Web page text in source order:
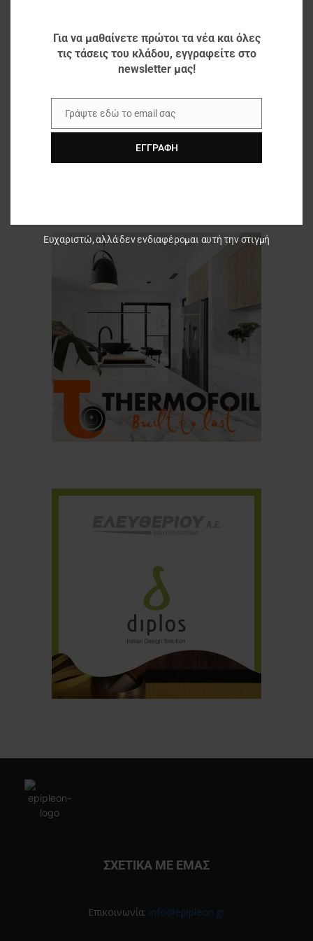
ΣΧΕΤΙΚΑ ΜΕ ΕΜΑΣ
Επικοινωνία: info@epipleon.gr
Για να μαθαίνετε πρώτοι τα νέα και όλες
τις τάσεις του κλάδου, εγγραφείτε στο
newsletter μας!
Email
Γράψτε εδώ το email σας
ΕΓΓΡΑΦΉ
Ευχαριστώ, αλλά δεν ενδιαφέρομαι αυτή την στιγμή